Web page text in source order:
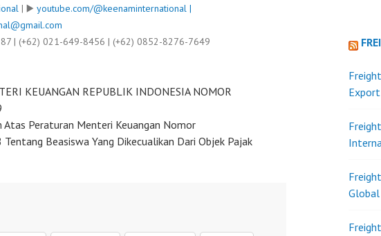
| ▶️ youtube.com/@keenaminternational |
| (+62) 021-649-8456 | (+62) 0852-8276-7649
KEUANGAN REPUBLIK INDONESIA NOMOR
Atas Peraturan Menteri Keuangan Nomor
Beasiswa Yang Dikecualikan Dari Objek Pajak